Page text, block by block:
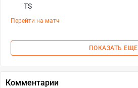
TS
Перейти на матч
ПОКАЗАТЬ ЕЩЕ
Комментарии